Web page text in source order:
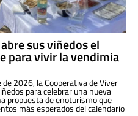
sus viñedos el
para vivir la vendimia
2026, la Cooperativa de Viver
para celebrar una nueva
propuesta de enoturismo que
más esperados del calendario